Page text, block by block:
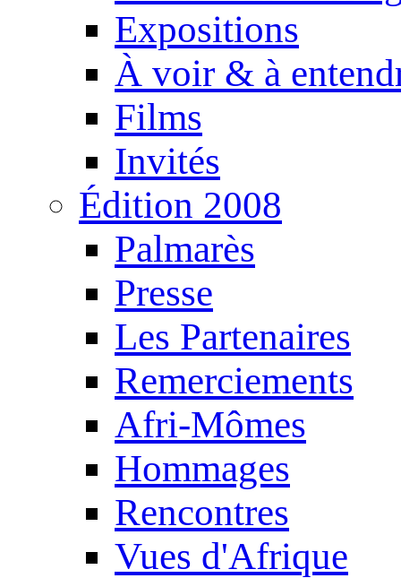
Expositions
À voir & à
Films
Invités
Édition 2008
Palmarès
Presse
Les Partenaires
Remerciements
Afri-Mômes
Hommages
Rencontres
Vues d'Afrique